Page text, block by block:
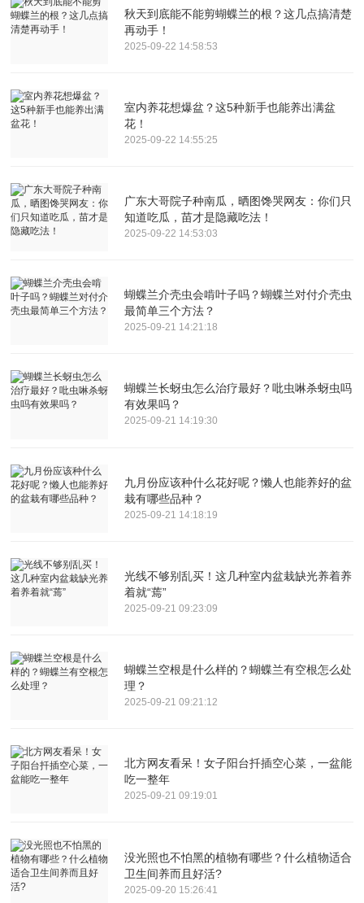
秋天到底能不能剪蝴蝶兰的根？这几点搞清楚
再动手！
2025-09-22 14:58:53
室内养花想爆盆？这5种新手也能养出满盆
花！
2025-09-22 14:55:25
广东大哥院子种南瓜，晒图馋哭网友：你们只
知道吃瓜，苗才是隐藏吃法！
2025-09-22 14:53:03
蝴蝶兰介壳虫会啃叶子吗？蝴蝶兰对付介壳虫
最简单三个方法？
2025-09-21 14:21:18
蝴蝶兰长蚜虫怎么治疗最好？吡虫啉杀蚜虫吗
有效果吗？
2025-09-21 14:19:30
九月份应该种什么花好呢？懒人也能养好的盆
栽有哪些品种？
2025-09-21 14:18:19
光线不够别乱买！这几种室内盆栽缺光养着养
着就“蔫”
2025-09-21 09:23:09
蝴蝶兰空根是什么样的？蝴蝶兰有空根怎么处
理？
2025-09-21 09:21:12
北方网友看呆！女子阳台扦插空心菜，一盆能
吃一整年
2025-09-21 09:19:01
没光照也不怕黑的植物有哪些？什么植物适合
卫生间养而且好活?
2025-09-20 15:26:41